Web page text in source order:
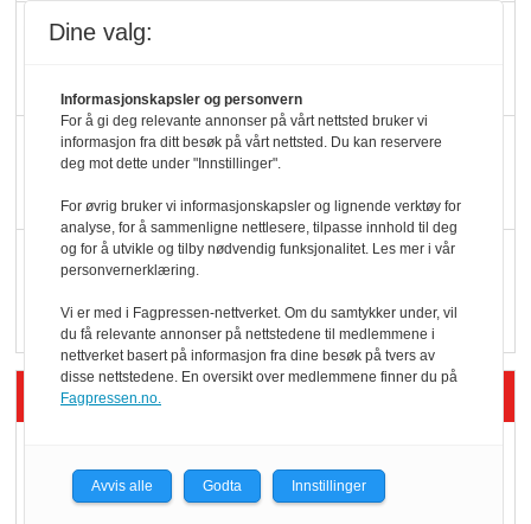
KI lager mat i butikken
Q passerte 1 milliard i
Rema i 2025
Siste artikler - Økologisk
Kolonihagens norske
yoghurt: Trues av
Dine valg:
Informasjonskapsler og personvern
For å gi deg relevante annonser på vårt nettsted bruker vi
informasjon fra ditt besøk på vårt nettsted. Du kan reservere
deg mot dette under "Innstillinger".
For øvrig bruker vi informasjonskapsler og lignende verktøy for
analyse, for å sammenligne nettlesere, tilpasse innhold til deg
og for å utvikle og tilby nødvendig funksjonalitet. Les mer i vår
personvernerklæring.
Vi er med i Fagpressen-nettverket. Om du samtykker under, vil
du få relevante annonser på nettstedene til medlemmene i
nettverket basert på informasjon fra dine besøk på tvers av
disse nettstedene. En oversikt over medlemmene finner du på
Fagpressen.no.
Avvis alle Godta Innstillinger